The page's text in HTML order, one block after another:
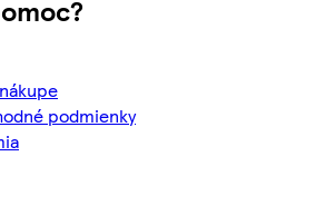
podmienky